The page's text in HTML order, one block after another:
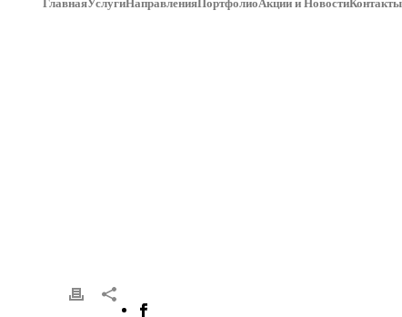
ГлавнаяУслугиНаправленияПортфолиоАкции и НовостиКонтакты